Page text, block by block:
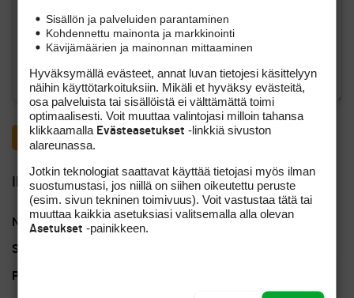
Ilmoittajan yhteystiedot
Nimi Valtteri K.
Sähköposti
Puhelinnumero
Sisällön ja palveluiden parantaminen
Kohdennettu mainonta ja markkinointi
Kävijämäärien ja mainonnan mittaaminen
Hyväksymällä evästeet, annat luvan tietojesi käsittelyyn
näihin käyttötarkoituksiin. Mikäli et hyväksy evästeitä,
osa palveluista tai sisällöistä ei välttämättä toimi
optimaalisesti. Voit muuttaa valintojasi milloin tahansa
klikkaamalla Evästeasetukset -linkkiä sivuston
alareunassa.
Jotkin teknologiat saattavat käyttää tietojasi myös ilman
suostumustasi, jos niillä on siihen oikeutettu peruste
(esim. sivun tekninen toimivuus). Voit vastustaa tätä tai
muuttaa kaikkia asetuksiasi valitsemalla alla olevan
Asetukset -painikkeen.